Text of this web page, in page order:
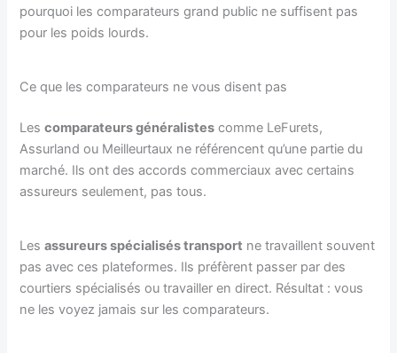
pourquoi les comparateurs grand public ne suffisent pas
pour les poids lourds.
Ce que les comparateurs ne vous disent pas
Lescomparateurs généralistes comme LeFurets,
Assurland ou Meilleurtaux ne référencent qu’une partie du
marché. Ils ont des accords commerciaux avec certains
assureurs seulement, pas tous.
Lesassureurs spécialisés transport ne travaillent souvent
pas avec ces plateformes. Ils préfèrent passer par des
courtiers spécialisés ou travailler en direct. Résultat : vous
ne les voyez jamais sur les comparateurs.